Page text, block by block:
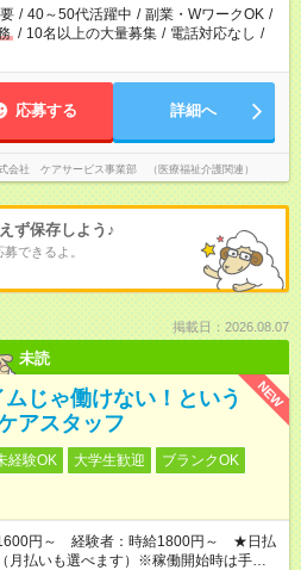
ります
/ 40～50代活躍中 / 副業・WワークOK /
/ 10名以上の大量募集 / 電話対応なし /
応募する 詳細へ
会社 ケアサービス事業部 （医療福祉介護関連）
ず保存しよう♪
できるよ。
掲載日：2026.08.07
未読
NEW
ムじゃ働けない！という
アスタッフ
経験OK 大学生歓迎
ブランクOK
円～ 経験者：時給1800円～ ★日払
月払いも選べます）※稼働開始時は手続き